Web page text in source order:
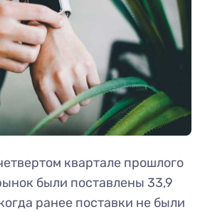
квартале прошлого
были поставлены 33,9
ранее поставки не были